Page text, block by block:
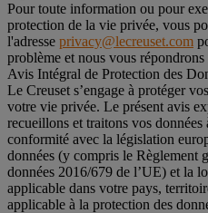
Pour toute information ou pour
protection de la vie privée, vous
l'adresse privacy@lecreuset.com
problème et nous vous
Avis Intégral de Protection des
Le Creuset s’engage à protéger
votre vie privée. Le présent avis
recueillons et traitons vos données
conformité avec la législation
données (y compris le Règlement
données 2016/679 de l’UE) et la
applicable dans votre pays,
applicable à la protection des